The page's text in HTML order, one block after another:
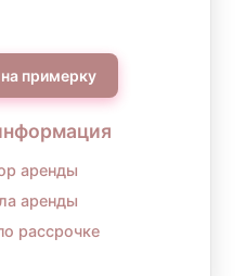
примерку
аренды
аренды
рассрочке